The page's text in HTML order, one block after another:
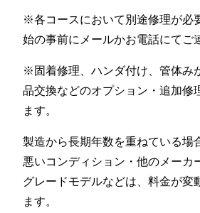
※各コースにおいて別途修理が必
始の事前にメールかお電話にてご
※固着修理、ハンダ付け、管体み
品交換などのオプション・追加修
ます。
製造から長期年数を重ねている場
悪いコンディション・他のメーカ
グレードモデルなどは、料金が変
ます。